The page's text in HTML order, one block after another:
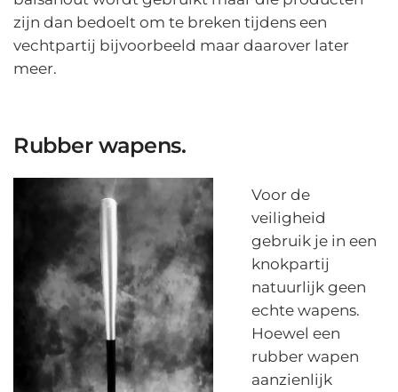
zijn dan bedoelt om te breken tijdens een
vechtpartij bijvoorbeeld maar daarover later
meer.
Rubber wapens.
Voor de
veiligheid
gebruik je in een
knokpartij
natuurlijk geen
echte wapens.
Hoewel een
rubber wapen
aanzienlijk